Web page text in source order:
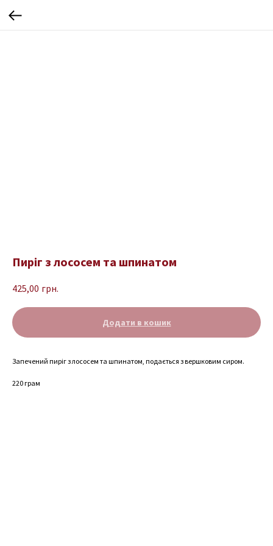
Пиріг з лососем та шпинатом
425,00 грн.
Додати в кошик
Запечений пиріг з лососем та шпинатом, подається з вершковим сиром.
220 грам